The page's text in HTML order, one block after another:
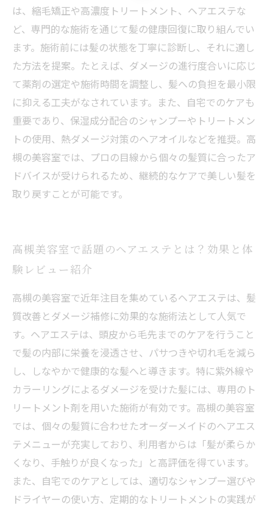
は、縮毛矯正や高濃度トリートメント、ヘアエステな
ど、専門的な施術を通じて髪の健康回復に取り組んでい
ます。施術前には髪の状態を丁寧に診断し、それに適し
た方法を提案。たとえば、ダメージの進行度合いに応じ
て薬剤の選定や施術時間を調整し、髪への負担を最小限
に抑える工夫がなされています。また、自宅でのケアも
重要であり、保湿成分配合のシャンプーやトリートメン
トの使用、熱ダメージ対策のヘアオイルなどを推奨。高
槻の美容室では、プロの目線から個々の髪質に合ったア
ドバイスが受けられるため、継続的なケアで美しい髪を
取り戻すことが可能です。
高槻美容室で話題のヘアエステとは？効果と体
験レビュー紹介
高槻の美容室で近年注目を集めているヘアエステは、髪
質改善とダメージ補修に効果的な施術法として人気で
す。ヘアエステは、頭皮から毛先までのケアを行うこと
で髪の内部に栄養を浸透させ、パサつきや切れ毛を減ら
し、しなやかで健康的な髪へと導きます。特に紫外線や
カラーリングによるダメージを受けた髪には、専用のト
リートメント剤を用いた施術が有効です。高槻の美容室
では、個々の髪質に合わせたオーダーメイドのヘアエス
テメニューが充実しており、利用者からは「髪が柔らか
くなり、手触りが良くなった」と高評価を得ています。
また、自宅でのケアとしては、適切なシャンプー選びや
ドライヤーの使い方、定期的なトリートメントの実践が